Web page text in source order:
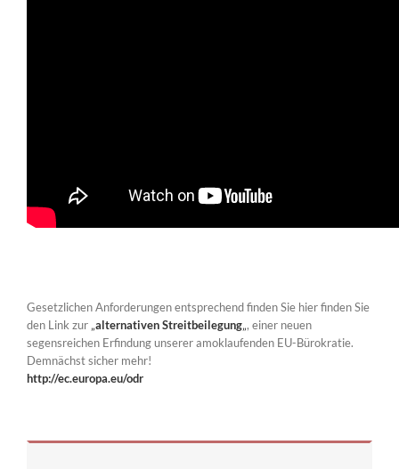
Gesetzlichen Anforderungen entsprechend finden Sie hier finden Sie
den Link zur „alternativen Streitbeilegung„, einer neuen
segensreichen Erfindung unserer amoklaufenden EU-Bürokratie.
Demnächst sicher mehr!
http://ec.europa.eu/odr